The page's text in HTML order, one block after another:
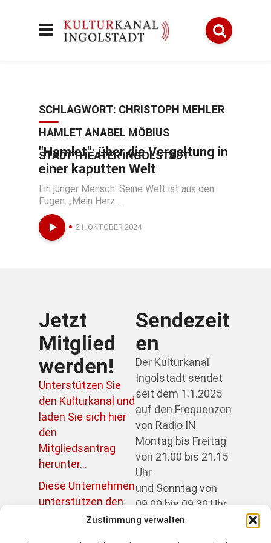
Zustimmung verwalten
SCHLAGWORT: CHRISTOPH MEHLER
HAMLET ANABEL MÖBIUS
STADTTHEATER INGOLSTADT
"Hamlet": über die Vergeltung in
einer kaputten Welt
Ein junger Mensch. Seine Welt ist aus den
Fugen. „Mein Herz ...
21. OKTOBER 2024
Jetzt
Mitglied
werden!
Unterstützen Sie
den Kulturkanal und
laden Sie sich hier
den
Mitgliedsantrag
herunter...
Diese Unternehmen
unterstützen den
Kulturkanal...
Sendezeit
en
Der Kulturkanal
Ingolstadt sendet
seit dem 1.1.2025
auf den Frequenzen
von Radio IN
Montag bis Freitag
von 21.00 bis 21.15
Uhr
und Sonntag von
09.00 bis 09.30 Uhr.